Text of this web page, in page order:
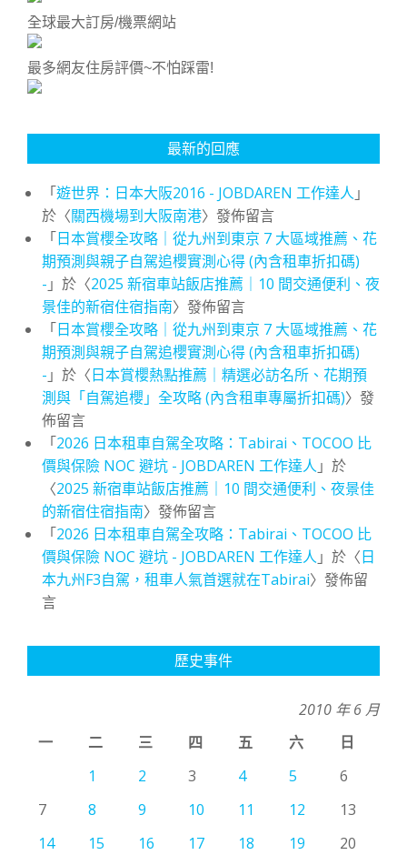
全球最大訂房/機票網站
最多網友住房評價~不怕踩雷!
最新的回應
「遊世界：日本大阪2016 - JOBDAREN 工作達人 」
於〈關西機場到大阪南港〉發佈留言
「日本賞櫻全攻略｜從九州到東京 7 大區域推薦、花
期預測與親子自駕追櫻實測心得 (內含租車折扣碼)
- 」於〈2025 新宿車站飯店推薦｜10 間交通便利、夜
景佳的新宿住宿指南〉發佈留言
「日本賞櫻全攻略｜從九州到東京 7 大區域推薦、花
期預測與親子自駕追櫻實測心得 (內含租車折扣碼)
- 」於〈日本賞櫻熱點推薦｜精選必訪名所、花期預
測與「自駕追櫻」全攻略 (內含租車專屬折扣碼)〉發
佈留言
「2026 日本租車自駕全攻略：Tabirai、TOCOO 比
價與保險 NOC 避坑 - JOBDAREN 工作達人 」於
〈2025 新宿車站飯店推薦｜10 間交通便利、夜景佳
的新宿住宿指南〉發佈留言
「2026 日本租車自駕全攻略：Tabirai、TOCOO 比
價與保險 NOC 避坑 - JOBDAREN 工作達人 」於〈日
本九州F3自駕，租車人氣首選就在Tabirai〉發佈留
言
歷史事件
2010 年 6 月
一
二 三 四 五 六
日
1
2 3 4 5
6
7
8 9 10 11 12
13
14
15 16 17 18 19
20